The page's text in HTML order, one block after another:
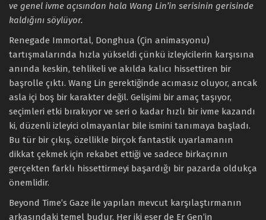
ve genel ivme açısından hala Wang Lin’in serisinin gerisinde
kaldığını söylüyor.
Renegade Immortal, Donghua (Çin animasyonu)
tartışmalarında hızla yükseldi çünkü izleyicilerin karşısına
anında keskin, tehlikeli ve akılda kalıcı hissettiren bir
başrolle çıktı. Wang Lin gerektiğinde acımasız oluyor, ancak
asla içi boş bir karakter değil. Gelişimi bir amaç taşıyor,
seçimleri etki bırakıyor ve seri o kadar hızlı bir ivme kazandı
ki, düzenli izleyici olmayanlar bile ismini tanımaya başladı.
Bu tür bir çıkış, özellikle birçok fantastik uyarlamanın
dikkat çekmek için rekabet ettiği ve sadece birkaçının
gerçekten farklı hissettirmeyi başardığı bir pazarda oldukça
önemlidir.
Beyond Time’s Gaze ile yapılan mevcut karşılaştırmanın
arkasındaki temel budur. Her iki eser de Er Gen’in